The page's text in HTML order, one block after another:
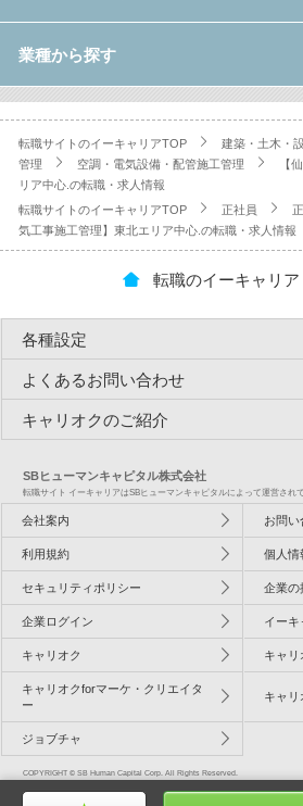
業種から探す
転職サイトのイーキャリアTOP 建築・土木・
管理
空調・電気設備・配管施工管理
【
リア中心.の転職・求人情報
転職サイトのイーキャリアTOP
正社員
気工事施工管理】東北エリア中心.の転職・求人情報
転職のイーキャリ
各種設定
よくあるお問い合わせ
キャリオクのご紹介
SBヒューマンキャピタル株式会社
転職サイト イーキャリアはSBヒューマンキャピタルによって運営されて
会社案内 お問い
利用規約 個人情
セキュリティポリシー 企業の
企業ログイン イーキ
キャリオク キャリ
キャリオクforマーケ・クリエイタ
ー
キャリ
ジョブチャ
COPYRIGHT © SB Human Capital Corp. All Rights Reserved.